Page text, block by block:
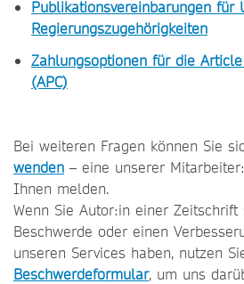
Publikationsvereinbarungen für
Regierungszugehörigkeiten
Zahlungsoptionen für die
(APC)
Bei weiteren Fragen können Sie
wenden – eine unserer
Ihnen melden.
Wenn Sie Autor:in einer
Beschwerde oder einen
unseren Services haben, nutzen
Beschwerdeformular, um uns